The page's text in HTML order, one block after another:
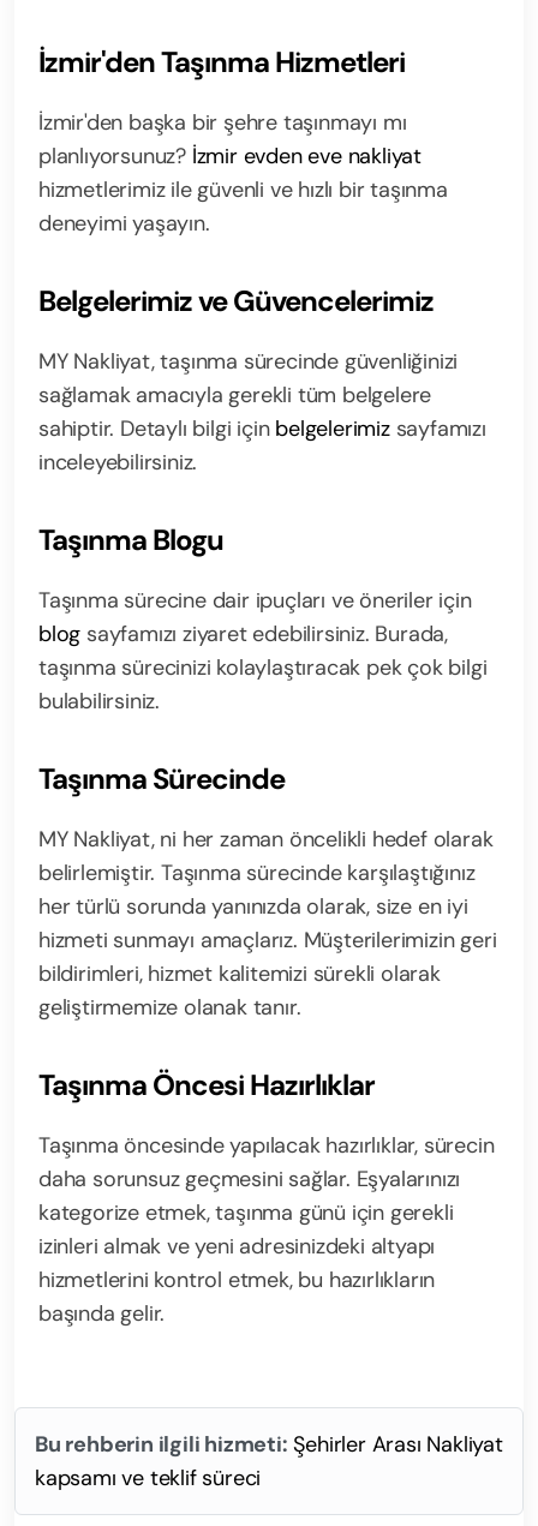
İzmir'den Taşınma Hizmetleri
İzmir'den başka bir şehre taşınmayı mı
planlıyorsunuz? İzmir evden eve nakliyat
hizmetlerimiz ile güvenli ve hızlı bir taşınma
deneyimi yaşayın.
Belgelerimiz ve Güvencelerimiz
MY Nakliyat, taşınma sürecinde güvenliğinizi
sağlamak amacıyla gerekli tüm belgelere
sahiptir. Detaylı bilgi için belgelerimizsayfamızı
inceleyebilirsiniz.
Taşınma Blogu
Taşınma sürecine dair ipuçları ve öneriler için
blog sayfamızı ziyaret edebilirsiniz. Burada,
taşınma sürecinizi kolaylaştıracak pek çok bilgi
bulabilirsiniz.
Taşınma Sürecinde
MY Nakliyat, ni her zaman öncelikli hedef olarak
belirlemiştir. Taşınma sürecinde karşılaştığınız
her türlü sorunda yanınızda olarak, size en iyi
hizmeti sunmayı amaçlarız. Müşterilerimizin geri
bildirimleri, hizmet kalitemizi sürekli olarak
geliştirmemize olanak tanır.
Taşınma Öncesi Hazırlıklar
Taşınma öncesinde yapılacak hazırlıklar, sürecin
daha sorunsuz geçmesini sağlar. Eşyalarınızı
kategorize etmek, taşınma günü için gerekli
izinleri almak ve yeni adresinizdeki altyapı
hizmetlerini kontrol etmek, bu hazırlıkların
başında gelir.
Bu rehberin ilgili hizmeti: Şehirler Arası Nakliyat
kapsamı ve teklif süreci